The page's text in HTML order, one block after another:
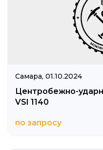
Самара, 01.10.2024
Центробежно-
VSI 1140
по запросу